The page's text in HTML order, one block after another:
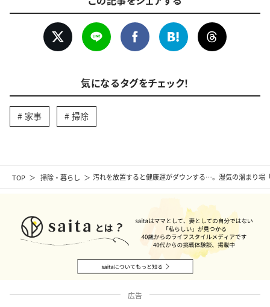
TOP 掃除・暮らし 汚れを放置すると健康運がダウンする…。湿気の溜まり場
気になるタグをチェック！
家事 掃除
広告